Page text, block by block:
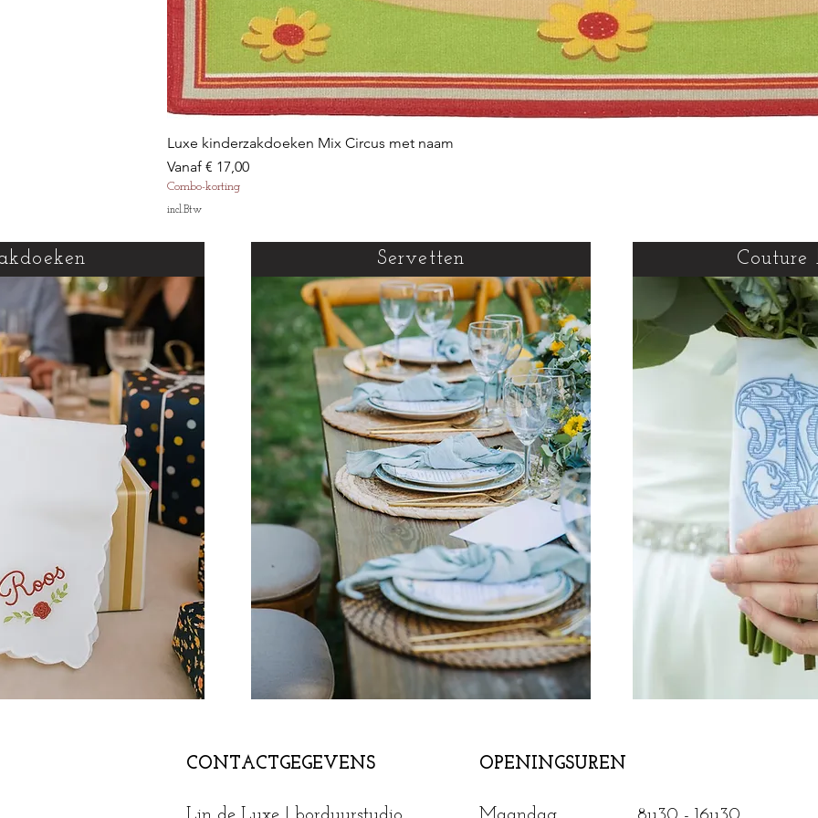
Luxe kinderzakdoeken Mix Circus met naam
Vanaf € 17,00
Verkoopprijs
Combo-korting
incl.Btw
Servetten Couture
CONTACTGEGEVENS OPENINGSUREN